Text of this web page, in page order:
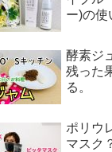
ー)の使
酵素ジ
残った
る。
ポリウ
マスク